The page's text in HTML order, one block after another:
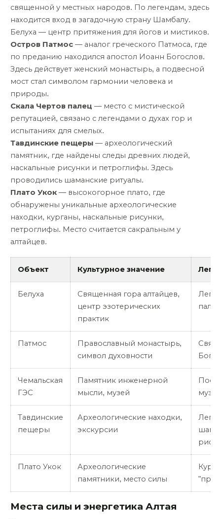
священной у местных народов. По легендам, здесь
находится вход в загадочную страну Шамбалу.
Белуха — центр притяжения для йогов и мистиков.
Остров Патмос — аналог греческого Патмоса, где
по преданию находился апостол Иоанн Богослов.
Здесь действует женский монастырь, а подвесной
мост стал символом гармонии человека и
природы.
Скала Чертов палец — место с мистической
репутацией, связано с легендами о духах гор и
испытаниях для смелых.
Тавдинские пещеры — археологический
памятник, где найдены следы древних людей,
наскальные рисунки и петроглифы. Здесь
проводились шаманские ритуалы.
Плато Укок — высокогорное плато, где
обнаружены уникальные археологические
находки, курганы, наскальные рисунки,
петроглифы. Место считается сакральным у
алтайцев.
Объект Культурное значение
Белуха
Священная гора алтайцев,
центр эзотерических
практик
Патмос
Православный монастырь,
символ духовности
Чемальская
ГЭС
Памятник инженерной
мысли, музей
музей
Тавдинские
пещеры
Археологические находки,
экскурсии
Плато Укок
Археологические
памятники, место силы
Места силы и энергетика Алтая